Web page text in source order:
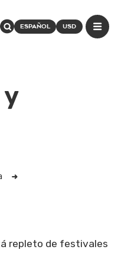
ESPAÑOL USD
repleto de festivales